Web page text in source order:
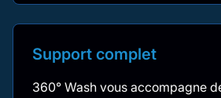
Support complet
360° Wash vous accompagne